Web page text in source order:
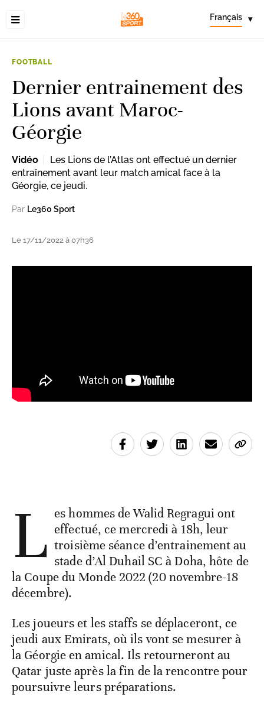
Français ▾
FOOTBALL
Dernier entrainement des
Lions avant Maroc-
Géorgie
Vidéo
Les Lions de l’Atlas ont effectué un dernier
entraînement avant leur match amical face à la
Géorgie, ce jeudi.
Par Le360 Sport
Le 17/11/2022 à 07h36
L es hommes de Walid Regragui ont
effectué, ce mercredi à 18h, leur
troisième séance d’entrainement au
stade d’Al Duhail SC à Doha, hôte de
la Coupe du Monde 2022 (20 novembre-18
décembre).
Les joueurs et les staffs se déplaceront, ce
jeudi aux Emirats, où ils vont se mesurer à
la Géorgie en amical. Ils retourneront au
Qatar juste après la fin de la rencontre pour
poursuivre leurs préparations.